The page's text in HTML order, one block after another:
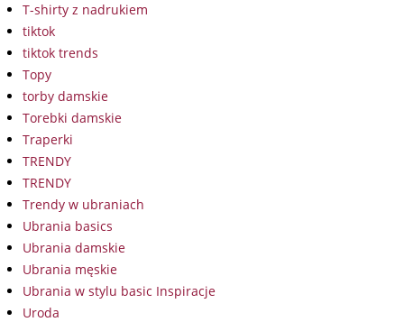
T-shirty z nadrukiem
tiktok
tiktok trends
Topy
torby damskie
Torebki damskie
Traperki
TRENDY
TRENDY
Trendy w ubraniach
Ubrania basics
Ubrania damskie
Ubrania męskie
Ubrania w stylu basic Inspiracje
Uroda